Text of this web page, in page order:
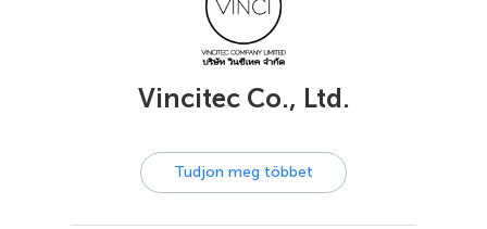
Vincitec Co., Ltd.
Tudjon meg többet